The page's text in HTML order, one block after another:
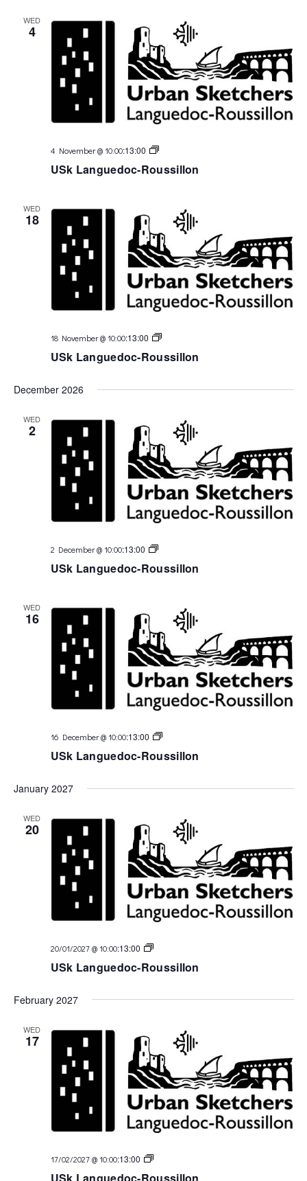
WED
4
4 November @ 10:00:13:00
USk
USk Languedoc-Roussillon
WED
18
18 November @ 10:00:13:00
USk
USk Languedoc-Roussillon
December 2026
WED
2
2 December @ 10:00:13:00
USk
USk Languedoc-Roussillon
WED
16
16 December @ 10:00:13:00
USk
USk Languedoc-Roussillon
January 2027
WED
20
20/01/2027 @ 10:00:13:00
USk
USk Languedoc-Roussillon
February 2027
WED
17
17/02/2027 @ 10:00:13:00
USk